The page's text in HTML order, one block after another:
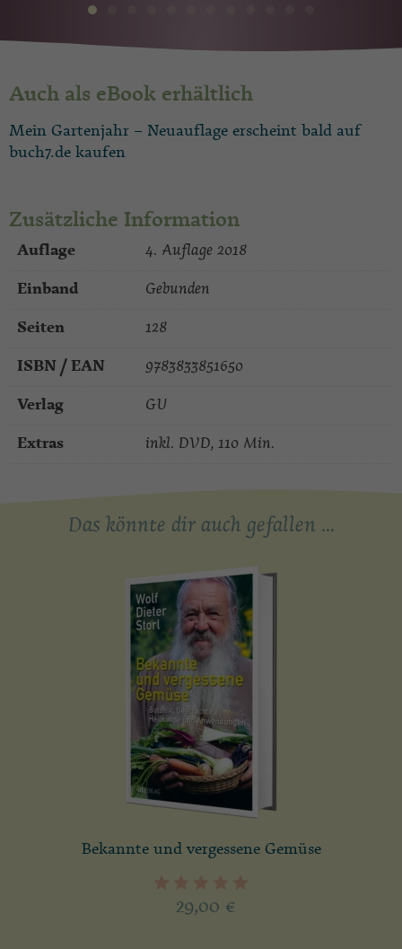
Auch als eBook erhältlich
Mein Gartenjahr – Neuauflage erscheint bald auf
buch7.de kaufen
Zusätzliche Information
Auflage 4. Auflage 2018
Einband Gebunden
Seiten 128
ISBN / EAN 9783833851650
Verlag GU
Extras inkl. DVD, 110 Min.
Das könnte dir auch gefallen …
Bekannte und vergessene Gemüse
29,00 €